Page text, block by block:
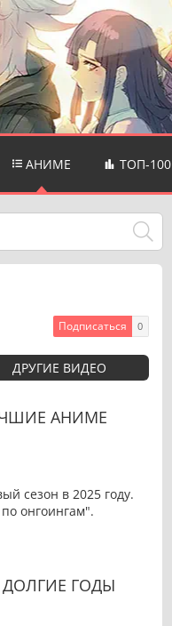
АНИМЕ ТОП-100
Подписаться 0
ДРУГИЕ ВИДЕО
АНИМЕ
сезон в 2025 году.
онгоингам".
ГОДЫ